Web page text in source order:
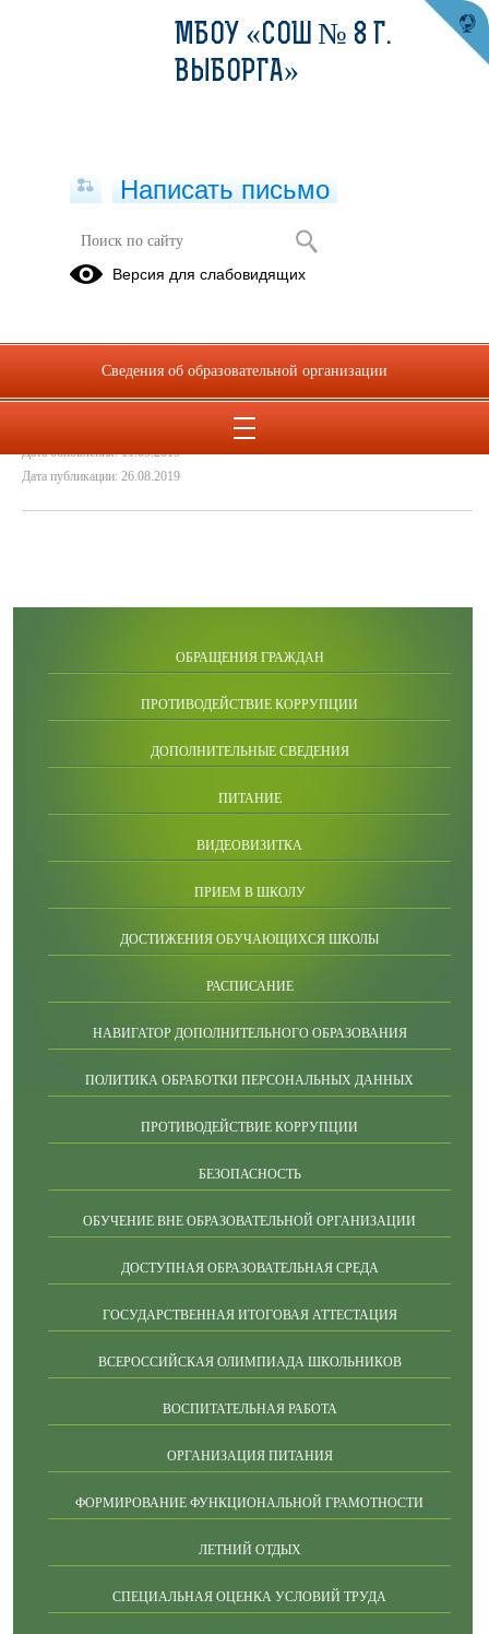
Положение о конфликте интересов
(посмотреть)
Дата обновления: 11.09.2019
Дата публикации: 26.08.2019
ОБРАЩЕНИЯ ГРАЖДАН
ПРОТИВОДЕЙСТВИЕ КОРРУПЦИИ
ДОПОЛНИТЕЛЬНЫЕ СВЕДЕНИЯ
ПИТАНИЕ
ВИДЕОВИЗИТКА
ПРИЕМ В ШКОЛУ
ДОСТИЖЕНИЯ ОБУЧАЮЩИХСЯ ШКОЛЫ
РАСПИСАНИЕ
НАВИГАТОР ДОПОЛНИТЕЛЬНОГО ОБРАЗОВАНИЯ
ПОЛИТИКА ОБРАБОТКИ ПЕРСОНАЛЬНЫХ ДАННЫХ
ПРОТИВОДЕЙСТВИЕ КОРРУПЦИИ
БЕЗОПАСНОСТЬ
ОБУЧЕНИЕ ВНЕ ОБРАЗОВАТЕЛЬНОЙ ОРГАНИЗАЦИИ
ДОСТУПНАЯ ОБРАЗОВАТЕЛЬНАЯ СРЕДА
ГОСУДАРСТВЕННАЯ ИТОГОВАЯ АТТЕСТАЦИЯ
ВСЕРОССИЙСКАЯ ОЛИМПИАДА ШКОЛЬНИКОВ
ВОСПИТАТЕЛЬНАЯ РАБОТА
ОРГАНИЗАЦИЯ ПИТАНИЯ
ФОРМИРОВАНИЕ ФУНКЦИОНАЛЬНОЙ ГРАМОТНОСТИ
ЛЕТНИЙ ОТДЫХ
СПЕЦИАЛЬНАЯ ОЦЕНКА УСЛОВИЙ ТРУДА
МБОУ «СОШ № 8 Г.
ВЫБОРГА»
Написать письмо
Версия для слабовидящих
Сведения об образовательной организации